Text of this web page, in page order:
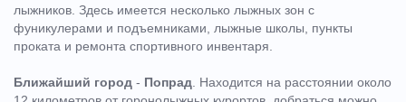
лыжников. Здесь имеется несколько лыжных зон с
фуникулерами и подъемниками, лыжные школы, пункты
проката и ремонта спортивного инвентаря.
Ближайший город - Попрад . Находится на расстоянии около